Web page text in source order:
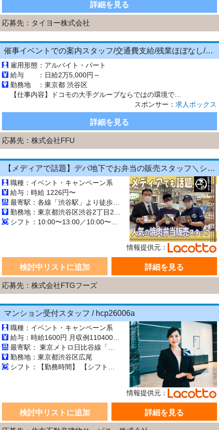
詳細を見る
応募先： タイヨー株式会社
催事イベントでの案内スタッフ/交通費支給/残業ほぼなし/土日祝のみの勤務/シフト制/ブランクOK
雇用形態： アルバイト・パート
給与 ： 日給2万5,000円～
勤務地 ： 東京都 渋谷区
スポンサー： 求人ボックス
詳細を見る
応募先： 株式会社FFU
【メディアで話題】デパ地下でお弁当の販売スタッフ＼シフト融通⇒週1日×4h～*扶養内O...
職種：イベント・キャンペーン系
給与：時給 1226円〜
情報提供元：
検討中リストに追加 詳細を見る
応募先：株式会社FTGフーズ
マンション受付スタッフ / hcp26006a
職種：イベント・キャンペーン系
給与：時給1600円 月収例110400円 (月69時間勤務の場合)
最寄駅： 東京メトロ日比谷線「広尾駅」徒歩5分
勤務地：東京都渋谷区広尾
シフト：【勤務時間】 【シフト制／週2～3日】 8：30～16：00 9：30～17：00 8：30～17：00 ※上記以外のシフトの場合もあります。 【休憩時間】 60分 ▼シフト例 月：9：30～17：00 火：休日 水：8：30～16：00 木：休日 金：休日 土：休日 日：8：30～16：00 ※上記はあくまで例のため、実際はシフトによって異なります。
情報提供元：
検討中リストに追加 詳細を見る